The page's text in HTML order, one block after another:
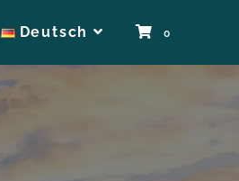
Deutsch 0